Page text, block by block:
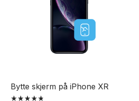
produktsiden
Bytte skjerm på iPhone XR